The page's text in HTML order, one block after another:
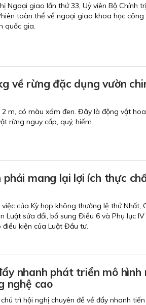
Ngoại giao lần thứ 33, Uỷ viên Bộ Chính
toàn thể về ngoại giao khoa học công
quốc gia.
về rừng đặc dụng vườn
m, có màu xám đen. Đây là động vật
rừng nguy cấp, quý, hiếm.
mang lại lợi ích thực
của Kỳ họp không thường lệ thứ Nhất,
Luật sửa đổi, bổ sung Điều 6 và Phụ lục IV
kiện của Luật Đầu tư.
nhanh phát triển mô hình
nghệ cao
trì hội nghị chuyên đề về đẩy nhanh